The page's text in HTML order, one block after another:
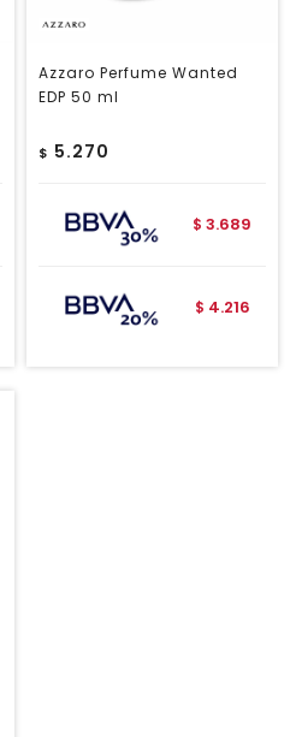
Azzaro Perfume Wanted
EDP 50 ml
$ 5.270
$ 3.689
$ 4.216